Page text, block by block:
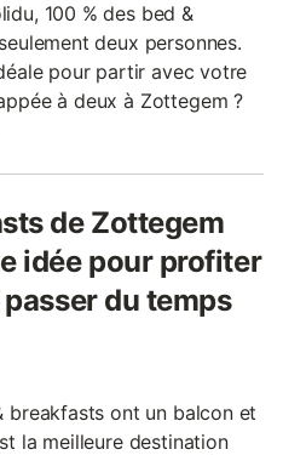
100 % des bed &
deux personnes.
pour partir avec votre
à deux à Zottegem ?
de Zottegem
idée pour profiter
du temps
breakfasts ont un balcon et
la meilleure destination